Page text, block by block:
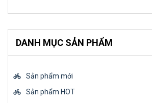
DANH MỤC SẢN PHẨM
Sản phẩm mới
Sản phẩm HOT